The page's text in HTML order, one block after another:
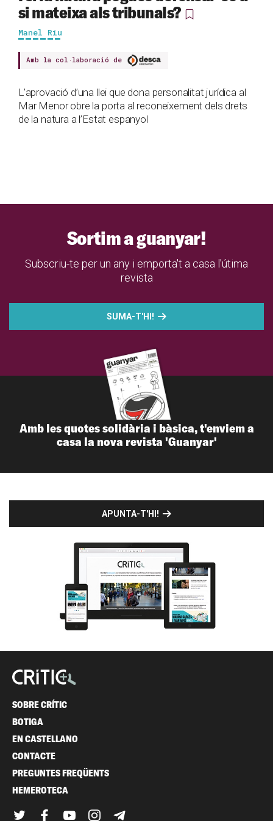
si mateixa als tribunals?
Manel Riu
Amb la col·laboració de
L’aprovació d’una llei que dona personalitat jurídica al
Mar Menor obre la porta al reconeixement dels drets
de la natura a l’Estat espanyol
Sortim a guanyar!
Subscriu-te per un any i emporta't a casa l'útima
revista
SUMA-T'HI!
Amb les quotes solidària i bàsica, t'enviem a
casa la nova revista 'Guanyar'
APUNTA-T'HI!
SOBRE CRÍTIC
BOTIGA
EN CASTELLANO
CONTACTE
PREGUNTES FREQÜENTS
HEMEROTECA
TwitterFacebook
YouTubeInstagram